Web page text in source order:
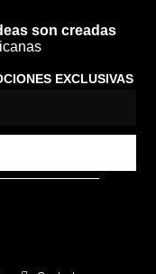
son creadas
EXCLUSIVAS